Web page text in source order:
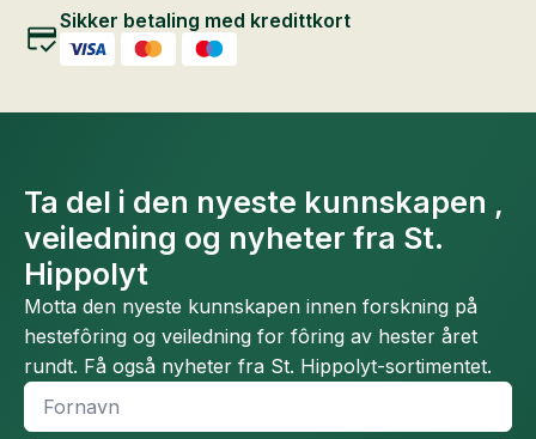
Sikker betaling med kredittkort
Ta del i den nyeste kunnskapen ,
veiledning og nyheter fra St.
Hippolyt
Motta den nyeste kunnskapen innen forskning på
hestefôring og veiledning for fôring av hester året
rundt. Få også nyheter fra St. Hippolyt-sortimentet.
Fornavn